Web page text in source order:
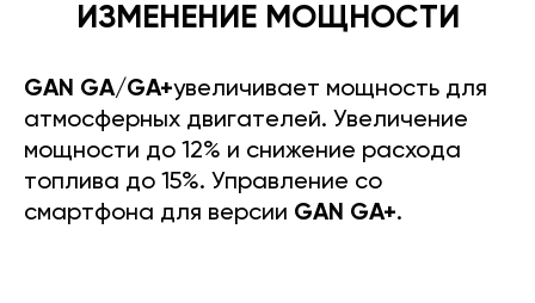
ИЗМЕНЕНИЕ МОЩНОСТИ
GAN GA/GA+увеличивает мощность для
атмосферных двигателей. Увеличение
мощности до 12% и снижение расхода
топлива до 15%. Управление со
смартфона для версии GAN GA+.